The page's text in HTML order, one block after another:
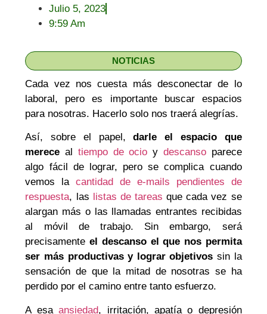
Julio 5, 2023
9:59 Am
NOTICIAS
Cada vez nos cuesta más desconectar de lo
laboral, pero es importante buscar espacios
para nosotras. Hacerlo solo nos traerá alegrías.
Así, sobre el papel,darle el espacio que
merece al tiempo de ocio y descansoparece
algo fácil de lograr, pero se complica cuando
vemos lacantidad de e-mails pendientes de
respuesta, las listas de tareas que cada vez se
alargan más o las llamadas entrantes recibidas
al móvil de trabajo. Sin embargo, será
precisamenteel descanso el que nos permita
ser más productivas y lograr objetivos sin la
sensación de que la mitad de nosotras se ha
perdido por el camino entre tanto esfuerzo.
A esaansiedad, irritación, apatía o depresión